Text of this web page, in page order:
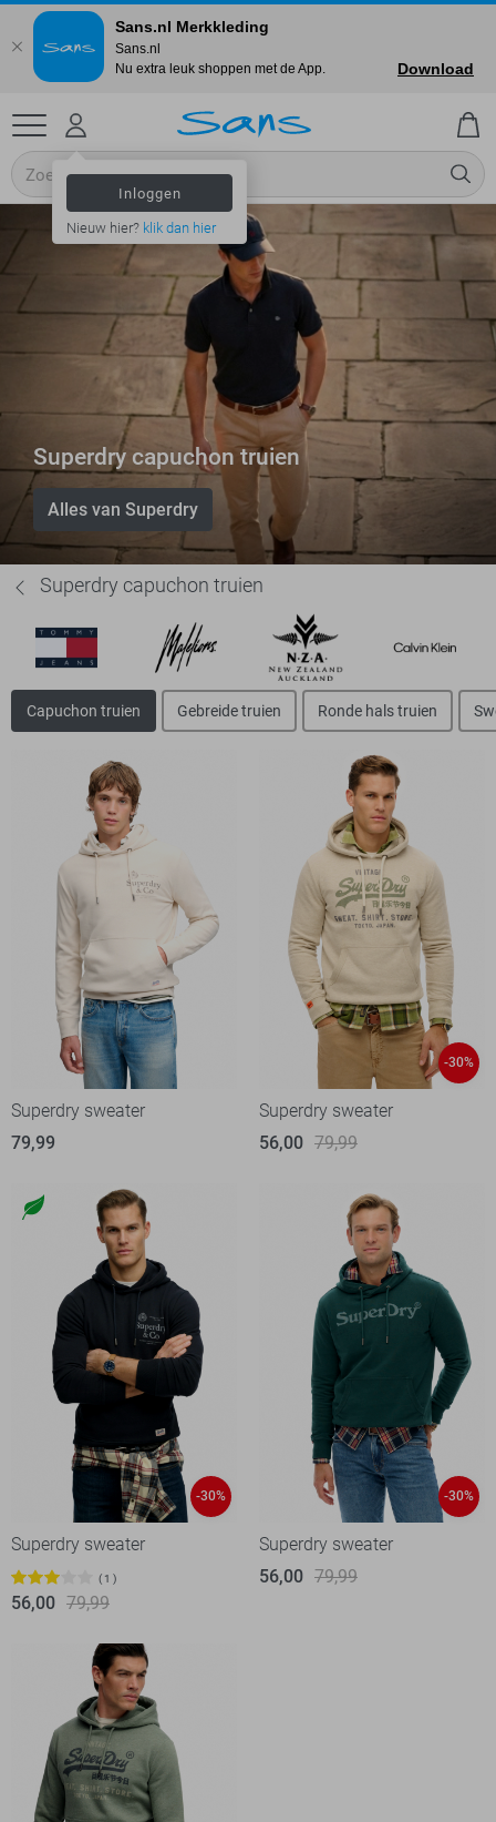
Inloggen
Nieuw hier? klik dan hier
Superdry capuchon truien
Alles van Superdry
Superdry capuchon truien
Capuchon truien Gebreide truien Ronde hals truien
Superdry sweater
79,99
-30%
Superdry sweater
56,00 79,99
-30%
Superdry sweater
1
56,00 79,99
-30%
Superdry sweater
56,00 79,99
Sans.nl Merkkleding
Sans.nl
Nu extra leuk shoppen met de App.
Download